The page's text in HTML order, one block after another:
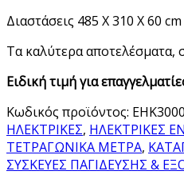
Διαστάσεις 485 X 310 X 60
Tα καλύτερα αποτελέσματα,
Ειδική τιμή για
Κωδικός προϊόντος:
ΗΛΕΚΤΡΙΚΕΣ, ΗΛΕΚΤΡΙΚΕΣ
ΤΕΤΡΑΓΩΝΙΚΑ ΜΕΤΡΑ,
ΣΥΣΚΕΥΕΣ ΠΑΓΙΔΕΥΣΗΣ &